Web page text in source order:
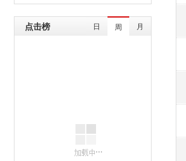
点击榜 日 周 月